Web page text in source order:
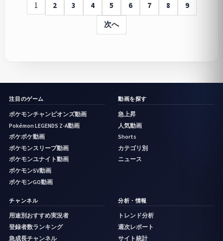
1 2 3 4 5 6 7 8
9
次へ
注目のゲーム
ポケモンチャンピオンズ動画
Pokémon LEGENDS Z-A動画
ポケポケ動画
ポケモンスリープ動画
ポケモンユナイト動画
ポケモンSV動画
ポケモンGO動画
動画を探す
急上昇
人気動画
Shorts
カテゴリ別
ニュース
チャンネル
用途別おすすめ実況者
登録者数ランキング
急成長チャンネル
分析・情報
トレンド分析
週次レポート
サイト統計